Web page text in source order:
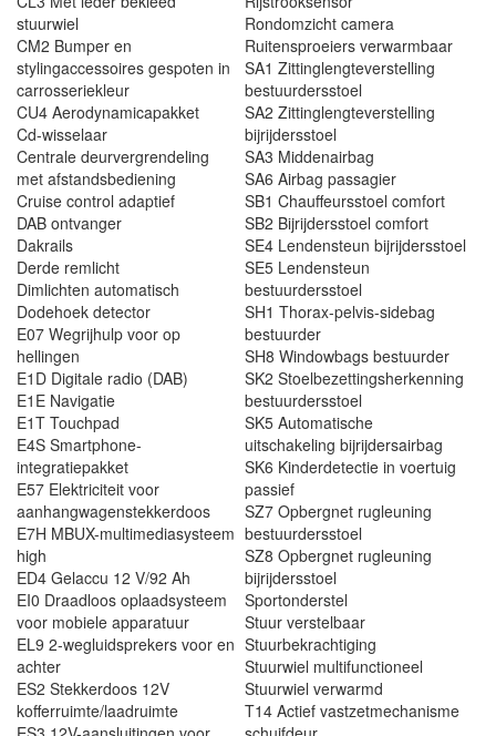
stuurwiel
CM2 Bumper en
stylingaccessoires gespoten in
carrosseriekleur
CU4 Aerodynamicapakket
Cd-wisselaar
Centrale deurvergrendeling
met afstandsbediening
Cruise control adaptief
DAB ontvanger
Dakrails
Derde remlicht
Dimlichten automatisch
Dodehoek detector
E07 Wegrijhulp voor op
hellingen
E1D Digitale radio (DAB)
E1E Navigatie
E1T Touchpad
E4S Smartphone-
integratiepakket
E57 Elektriciteit voor
aanhangwagenstekkerdoos
E7H MBUX-multimediasysteem
high
ED4 Gelaccu 12 V/92 Ah
EI0 Draadloos oplaadsysteem
voor mobiele apparatuur
EL9 2-wegluidsprekers voor en
achter
ES2 Stekkerdoos 12V
kofferruimte/laadruimte
Rondomzicht camera
Ruitensproeiers verwarmbaar
SA1 Zittinglengteverstelling
bestuurdersstoel
SA2 Zittinglengteverstelling
bijrijdersstoel
SA3 Middenairbag
SA6 Airbag passagier
SB1 Chauffeursstoel comfort
SB2 Bijrijdersstoel comfort
SE4 Lendensteun bijrijdersstoel
SE5 Lendensteun
bestuurdersstoel
SH1 Thorax-pelvis-sidebag
bestuurder
SH8 Windowbags bestuurder
SK2 Stoelbezettingsherkenning
bestuurdersstoel
SK5 Automatische
uitschakeling bijrijdersairbag
SK6 Kinderdetectie in voertuig
passief
SZ7 Opbergnet rugleuning
bestuurdersstoel
SZ8 Opbergnet rugleuning
bijrijdersstoel
Sportonderstel
Stuur verstelbaar
Stuurbekrachtiging
Stuurwiel multifunctioneel
Stuurwiel verwarmd
T14 Actief vastzetmechanisme